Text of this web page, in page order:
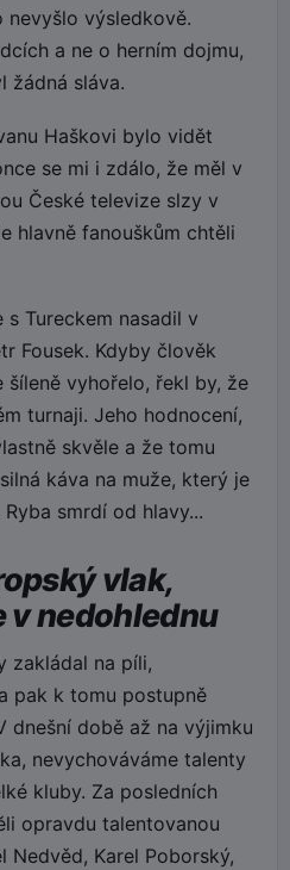
nevyšlo výsledkově.
a ne o herním dojmu,
žádná sláva.
Haškovi bylo vidět
se mi i zdálo, že měl v
České televize slzy v
hlavně fanouškům chtěli
s Tureckem nasadil v
Fousek. Kdyby člověk
šíleně vyhořelo, řekl by, že
turnaji. Jeho hodnocení,
skvěle a že tomu
káva na muže, který je
smrdí od hlavy...
vlak,
v nedohlednu
zakládal na píli,
pak k tomu postupně
dnešní době až na výjimku
nevychováváme talenty
kluby. Za posledních
opravdu talentovanou
Nedvěd, Karel Poborský,